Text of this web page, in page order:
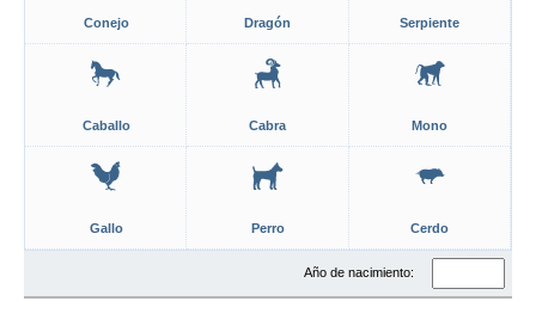
Conejo Dragón Serpiente
Caballo Cabra Mono
Gallo Perro Cerdo
Año de nacimiento: